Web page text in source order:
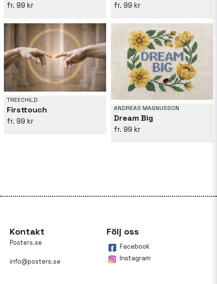
99 kr 99 kr
TREECHILD
Firsttouch
99 kr
ANDREAS MAGNUSSON
Dream Big
99 kr
Kontakt
Posters.se
info@posters.se
Följ oss
Facebook
Instagram